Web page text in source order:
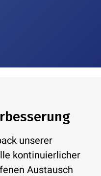
unserer
kontinuierlicher
Austausch